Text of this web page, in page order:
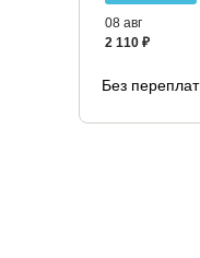
08 авг
2 110 ₽
Без переплат